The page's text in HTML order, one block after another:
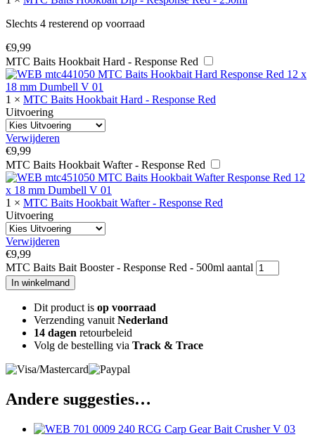
Slechts 4 resterend op voorraad
€9,99
MTC Baits Hookbait Hard - Response Red
1 × MTC Baits Hookbait Hard - Response Red
Uitvoering
Verwijderen
€9,99
MTC Baits Hookbait Wafter - Response Red
1 × MTC Baits Hookbait Wafter - Response Red
Uitvoering
Verwijderen
€9,99
MTC Baits Bait Booster - Response Red - 500ml aantal
In winkelmand
Dit product is op voorraad
Verzending vanuit Nederland
14 dagen retourbeleid
Volg de bestelling via Track & Trace
Andere suggesties…